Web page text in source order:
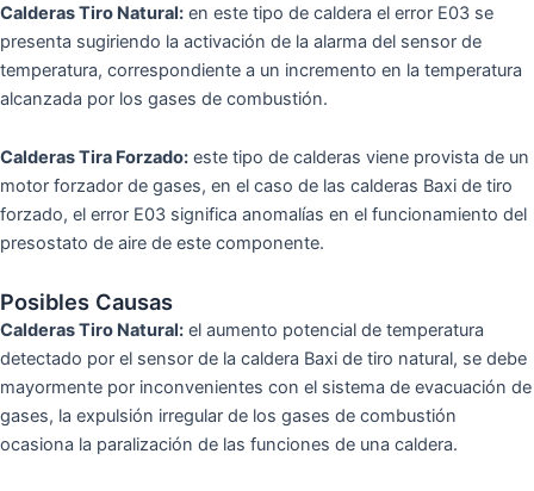
Calderas Tiro Natural: en este tipo de caldera el error E03 se
presenta sugiriendo la activación de la alarma del sensor de
temperatura, correspondiente a un incremento en la temperatura
alcanzada por los gases de combustión.
Calderas Tira Forzado: este tipo de calderas viene provista de un
motor forzador de gases, en el caso de las calderas Baxi de tiro
forzado, el error E03 significa anomalías en el funcionamiento del
presostato de aire de este componente.
Posibles Causas
Calderas Tiro Natural: el aumento potencial de temperatura
detectado por el sensor de la caldera Baxi de tiro natural, se debe
mayormente por inconvenientes con el sistema de evacuación de
gases, la expulsión irregular de los gases de combustión
ocasiona la paralización de las funciones de una caldera.